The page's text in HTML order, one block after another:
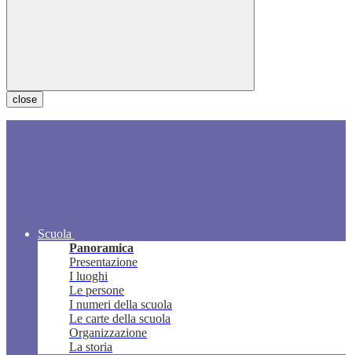
close
Scuola
Panoramica
Presentazione
I luoghi
Le persone
I numeri della scuola
Le carte della scuola
Organizzazione
La storia